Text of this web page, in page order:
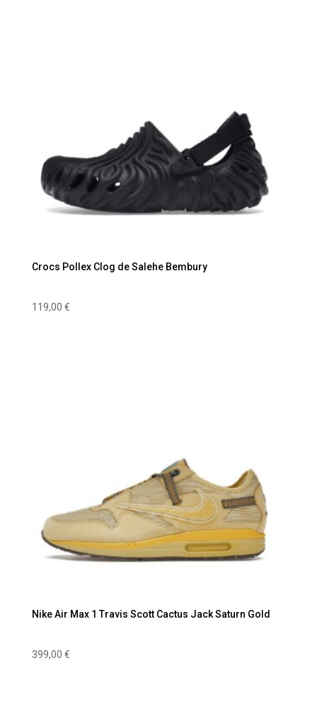
Crocs Pollex Clog de Salehe Bembury
119,00 €
Nike Air Max 1 Travis Scott Cactus Jack Saturn Gold
399,00 €